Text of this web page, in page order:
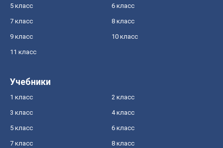
5 класс 6 класс
7 класс 8 класс
9 класс 10 класс
11 класс
Учебники
1 класс 2 класс
3 класс 4 класс
5 класс 6 класс
7 класс 8 класс